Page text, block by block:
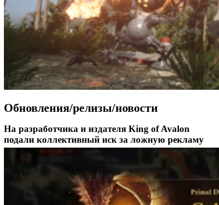
Обновления/релизы/новости
На разработчика и издателя King of Avalon
подали коллективный иск за ложную рекламу